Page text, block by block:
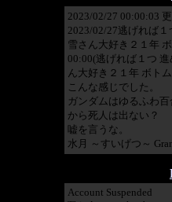
2023/02/27 00:00:03
2023/02/27逃げれば
雪さん大好き２１年
00:00(逃げれば１つ
ん大好き２１年 ボト
こんな感じでした。
ガンダムはゆるふわ
から死人は出ない？
嘘を言うな。
水月 ～すいげつ～
Account Suspended